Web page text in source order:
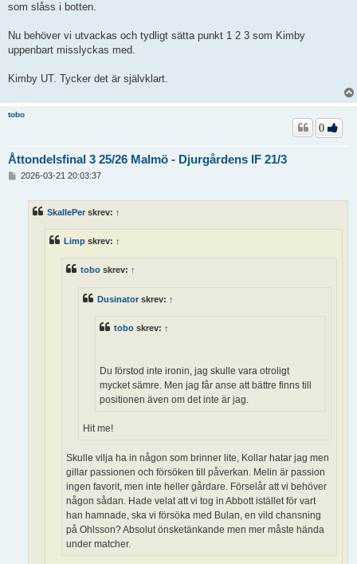
som slåss i botten.
Nu behöver vi utvackas och tydligt sätta punkt 1 2 3 som Kimby
uppenbart misslyckas med.
Kimby UT. Tycker det är självklart.
tobo
Åttondelsfinal 3 25/26 Malmö - Djurgårdens IF 21/3
0
2026-03-21 20:03:37
SkallePer skrev: ↑
Limp skrev: ↑
tobo skrev: ↑
Dusinator skrev: ↑
tobo skrev: ↑
Du förstod inte ironin, jag skulle vara otroligt
mycket sämre. Men jag får anse att bättre finns till
positionen även om det inte är jag.
Hit me!
Skulle vilja ha in någon som brinner lite, Kollar hatar jag men
gillar passionen och försöken till påverkan. Melin är passion
ingen favorit, men inte heller gårdare. Förselår att vi behöver
någon sådan. Hade velat att vi tog in Abbott istället för vart
han hamnade, ska vi försöka med Bulan, en vild chansning
på Ohlsson? Absolut önsketänkande men mer måste hända
under matcher.